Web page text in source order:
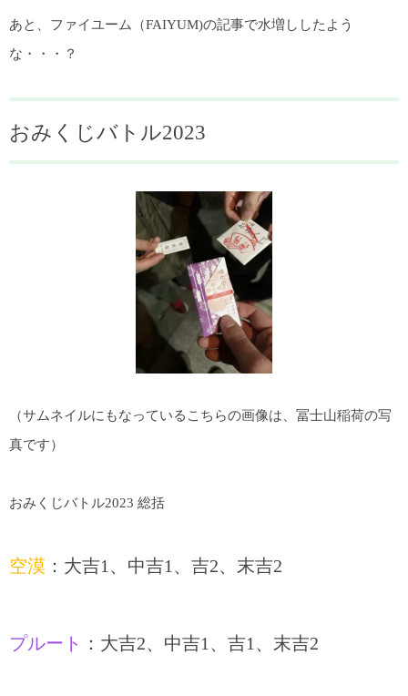
あと、ファイユーム（FAIYUM)の記事で水増ししたよう
な・・・？
おみくじバトル2023
（サムネイルにもなっているこちらの画像は、冨士山稲荷の写
真です）
おみくじバトル2023 総括
空漠 ：大吉1、中吉1、吉2、末吉2
プルート ：大吉2、中吉1、吉1、末吉2